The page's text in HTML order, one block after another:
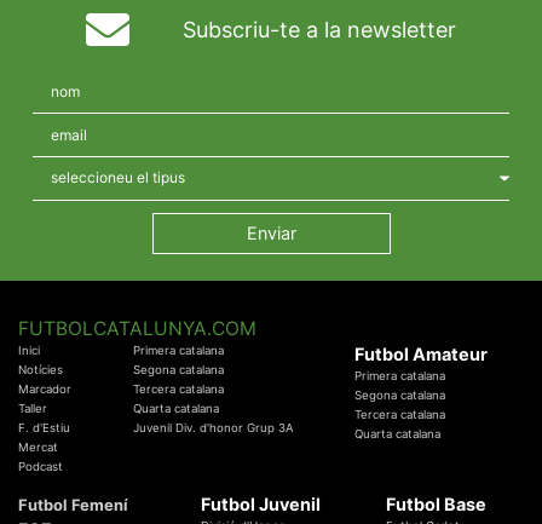
Subscriu-te a la newsletter
FUTBOLCATALUNYA.COM
Inici
Notícies
Marcador
Taller
F. d'Estiu
Mercat
Podcast
Primera catalana
Segona catalana
Tercera catalana
Quarta catalana
Juvenil Div. d'honor Grup 3A
Futbol Amateur
Primera catalana
Segona catalana
Tercera catalana
Quarta catalana
Futbol Femení Futbol Juvenil Futbol Base